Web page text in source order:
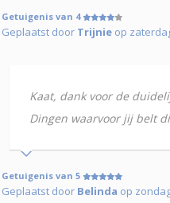
Getuigenis van 4
Geplaatst door Trijnie op
Kaat, dank voor de
Dingen waarvoor jij belt
Getuigenis van 5
Geplaatst door Belinda op